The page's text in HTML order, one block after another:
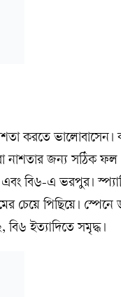
করতে ভালোবাসেন।
নাশতার জন্য সঠিক ফল
এবং বি৬-এ ভরপুর।
চেয়ে পিছিয়ে। স্পেনে
ইত্যাদিতে সমৃদ্ধ।